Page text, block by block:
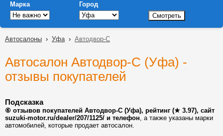
Марка Город
Автосалоны › Уфа› Автодвор-С
Автосалон Автодвор-С (Уфа) -
отзывы покупателей
Подсказка
⑥ отзывов покупателей Автодвор-С (Уфа), рейтинг (★ 3.97), сайт
suzuki-motor.ru/dealer/207/1125/ и телефон, а также указаны марки
автомобилей, которые продает автосалон.